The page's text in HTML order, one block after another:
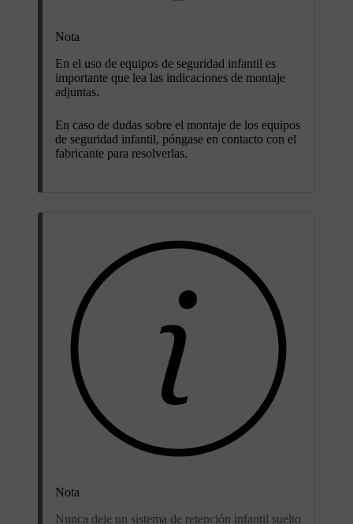
Nota
En el uso de equipos de seguridad infantil es
importante que lea las indicaciones de montaje
adjuntas.
En caso de dudas sobre el montaje de los equipos
de seguridad infantil, póngase en contacto con el
fabricante para resolverlas.
Nota
Nunca deje un sistema de retención infantil suelto